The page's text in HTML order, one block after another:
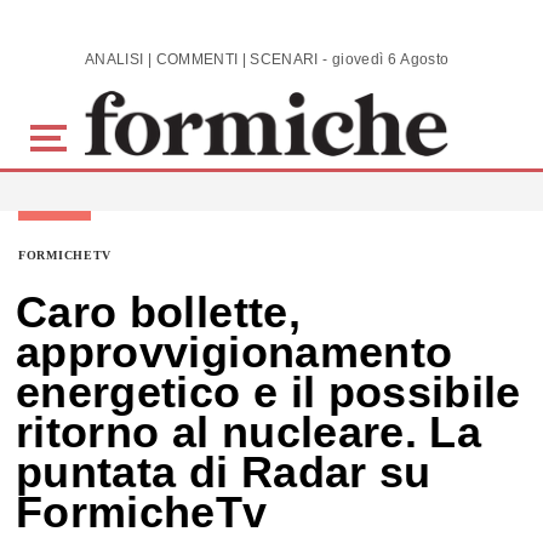
Skip to main content ANALISI | COMMENTI | SCENARI - giovedì 6 Agosto 2026
FORMICHETV
Caro bollette,
approvvigionamento
energetico e il possibile
ritorno al nucleare. La
puntata di Radar su
FormicheTv